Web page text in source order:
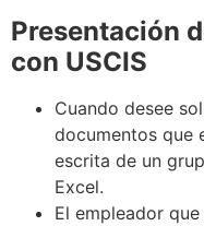
Presentación
con USCIS
Cuando desee
documentos que
escrita de un
Excel.
El empleador